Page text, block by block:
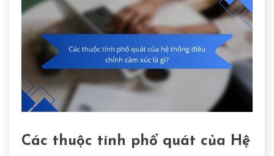
Các thuộc tính phổ quát của Hệ